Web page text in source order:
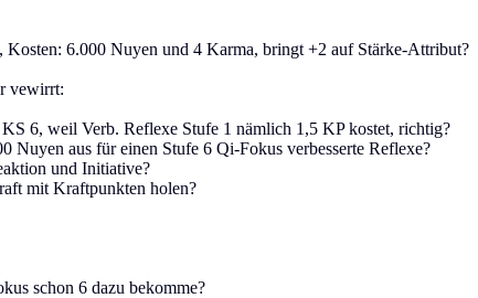
6.000 Nuyen und 4 Karma, bringt +2 auf Stärke-Attribut?
vewirrt:
6, weil Verb. Reflexe Stufe 1 nämlich 1,5 KP kostet, richtig?
Nuyen aus für einen Stufe 6 Qi-Fokus verbesserte Reflexe?
und Initiative?
mit Kraftpunkten holen?
schon 6 dazu bekomme?